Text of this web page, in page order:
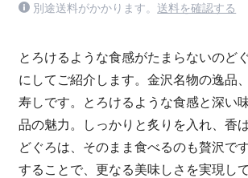
別途送料がかかります。 送料を確認する
とろけるような食感がたまらないのど
にしてご紹介します。金沢名物の逸品
寿しです。とろけるような食感と深い
品の魅力。しっかりと炙りを入れ、香
どぐろは、そのまま食べるのも贅沢で
することで、更なる美味しさを実現し